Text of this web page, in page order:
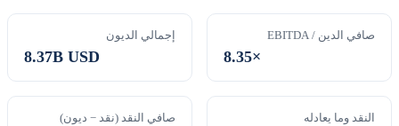
صافي الدين / EBITDA
8.35×
إجمالي الديون
8.37B USD
النقد وما يعادله صافي النقد (نقد − ديون)